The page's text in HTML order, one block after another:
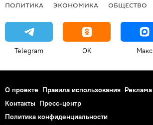
ПОЛИТИКА ЭКОНОМИКА ОБЩЕСТВО
Telegram OK Макс
О проекте Правила использования Реклама
Контакты Пресс-центр
Политика конфиденциальности